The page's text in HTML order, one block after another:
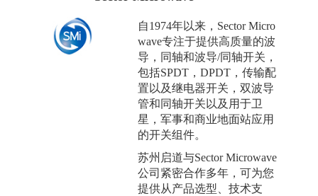
自1974年以来，Sector Micro
wave专注于提供高质量的波
导，同轴和波导/同轴开关，
包括SPDT，DPDT，传输配
置以及继电器开关，双波导
管和同轴开关以及用于卫
星，军事和商业地面站应用
的开关组件。
苏州启道与Sector Microwave
公司紧密合作多年，可为您
提供从产品选型、技术支